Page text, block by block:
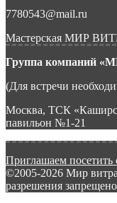
7780543@mail.ru
Мастерская МИР
Группа компаний
(Для встречи
Москва, ТСК
павильон №1-21
Приглашаем
©2005-2026 Мир
разрешения запрещено